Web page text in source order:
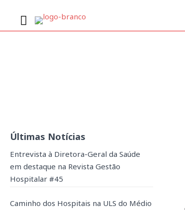
Últimas Notícias
Entrevista à Diretora-Geral da Saúde
em destaque na Revista Gestão
Hospitalar #45
Caminho dos Hospitais na ULS do Médio